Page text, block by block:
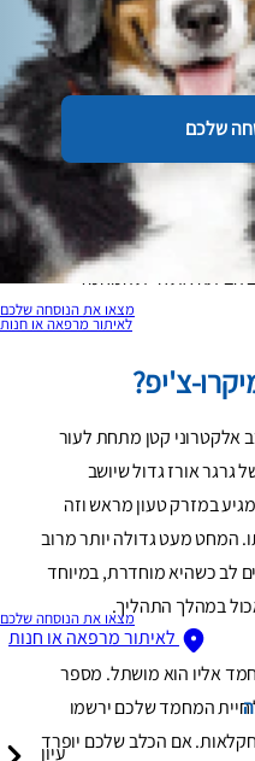
שלכם
מצאו את הנוסחה שלכם
לאיתור מרפאה או חנות
מצאו את הנוסחה שלכם
לאיתור מרפאה או חנות
עיון
במדינות רבות ברחבי
זה חובה במקום המגורים
טוב לעשות את זה. החדרת
בעלות מינימלית, והכי
הביתה את חיית המחמד
צ'יפ?
אלקטרוני קטן מתחת לעור
גרגר אורז גדול שיושב
במזרק טעון מראש וזה
המחט מעט גדולה יותר מרוב
לב כשהיא מוחדרת, במיוחד
במהלך התהליך.
אליו הוא מושתל. מספר
המחמד שלכם ירשמו
אם הכלב שלכם יופרד